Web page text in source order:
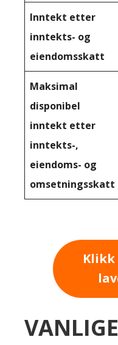
Inntekt etter
inntekts- og
eiendomsskatt
Maksimal
disponibel
inntekt etter
inntekts-,
eiendoms- og
omsetningsskatt
Klikk